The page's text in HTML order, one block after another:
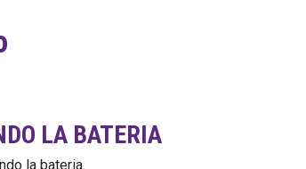
LA BATERIA
la bateria.